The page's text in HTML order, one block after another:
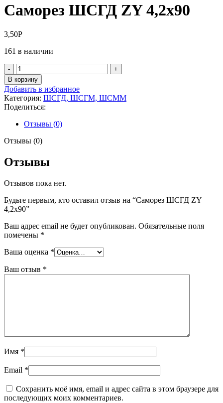
Саморез ШСГД ZY 4,2х90
3,50Р
161 в наличии
Количество
товара
Саморез
ШСГД
ZY
4,2х90
В корзину
Добавить в избранное
Категория: ШСГД, ШСГМ, ШСММ
Поделиться:
Отзывы (0)
Отзывы (0)
Отзывы
Отзывов пока нет.
Будьте первым, кто оставил отзыв на “Саморез ШСГД ZY
4,2х90”
Ваш адрес email не будет опубликован. Обязательные поля
помечены *
Ваша оценка *
Ваш отзыв *
Имя *
Email *
Сохранить моё имя, email и адрес сайта в этом браузере для
последующих моих комментариев.